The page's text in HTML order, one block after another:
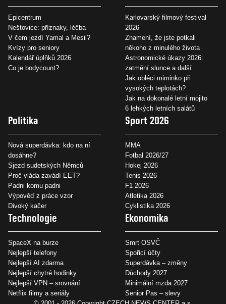
Epicentrum
Neštovice: příznaky, léčba
V čem jezdí Yamal a Mesii?
Kvízy pro seniory
Kalendář úplňků 2026
Co je bodycount?
Karlovarský filmový festival
2026
Znamení, že jste potkali
někoho z minulého života
Astronomické úkazy 2026:
zatmění slunce a další
Jak obléci miminko při
vysokých teplotách?
Jak na dokonalé letní mojito
6 lehkých letních salátů
Politika
Nová superdávka: kdo na ní
dosáhne?
Sjezd sudetských Němců
Proč vláda zavádí EET?
Padni komu padni
Výpověď z práce vzor
Divoký kačer
Sport 2026
MMA
Fotbal 2026/27
Hokej 2026
Tenis 2026
F1 2026
Atletika 2026
Cyklistika 2026
Technologie
SpaceX na burze
Nejlepší telefony
Nejlepší AI zdarma
Nejlepší chytré hodinky
Nejlepší VPN – srovnání
Netflix filmy a seriály
Ekonomika
Smrt OSVČ
Spořicí účty
Superdávka – změny
Důchody 2027
Minimální mzda 2027
Senior Pas – slevy